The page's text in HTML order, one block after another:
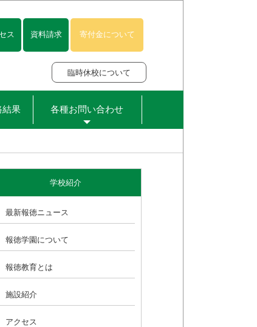
ス 資料請求 寄付金について
臨時休校について
結果 各種お問い合わせ
学校紹介
最新報徳ニュース
報徳学園について
報徳教育とは
施設紹介
アクセス